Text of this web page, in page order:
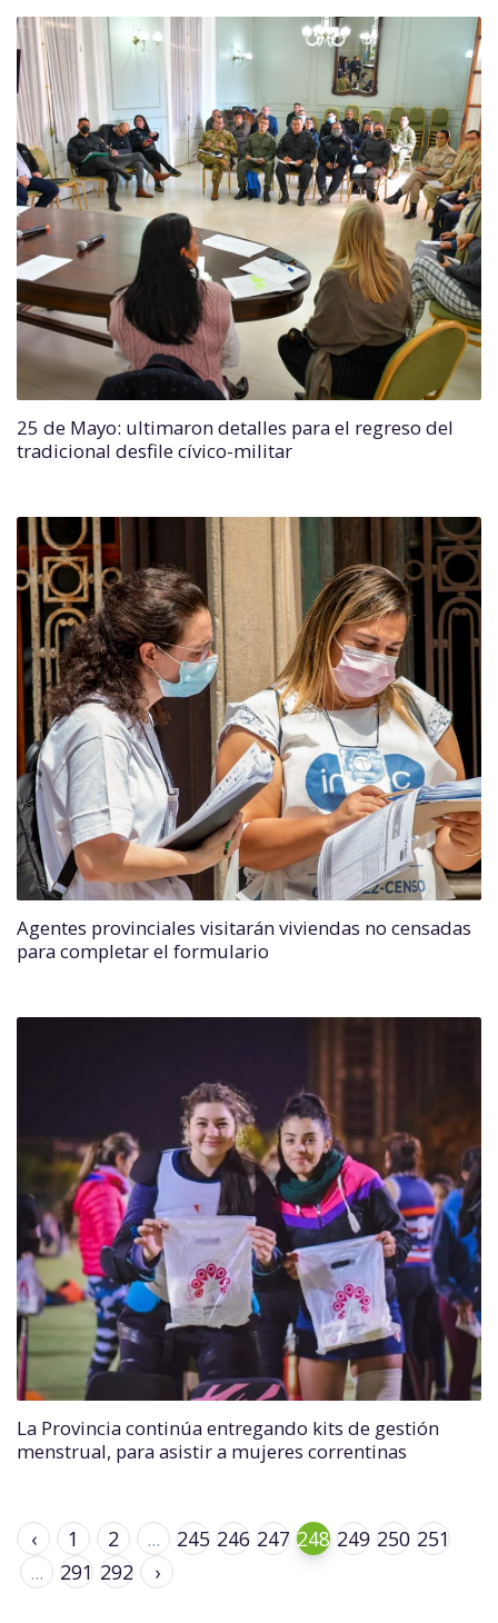
25 de Mayo: ultimaron detalles para el regreso del
tradicional desfile cívico-militar
Agentes provinciales visitarán viviendas no censadas
para completar el formulario
La Provincia continúa entregando kits de gestión
menstrual, para asistir a mujeres correntinas
‹ 1 2 ... 245 246 247 248 249 250 251
...
291 292 ›